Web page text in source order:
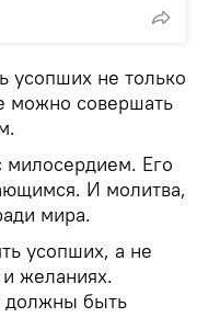
усопших не только
можно совершать
милосердием. Его
И молитва,
мира.
усопших, а не
желаниях.
должны быть